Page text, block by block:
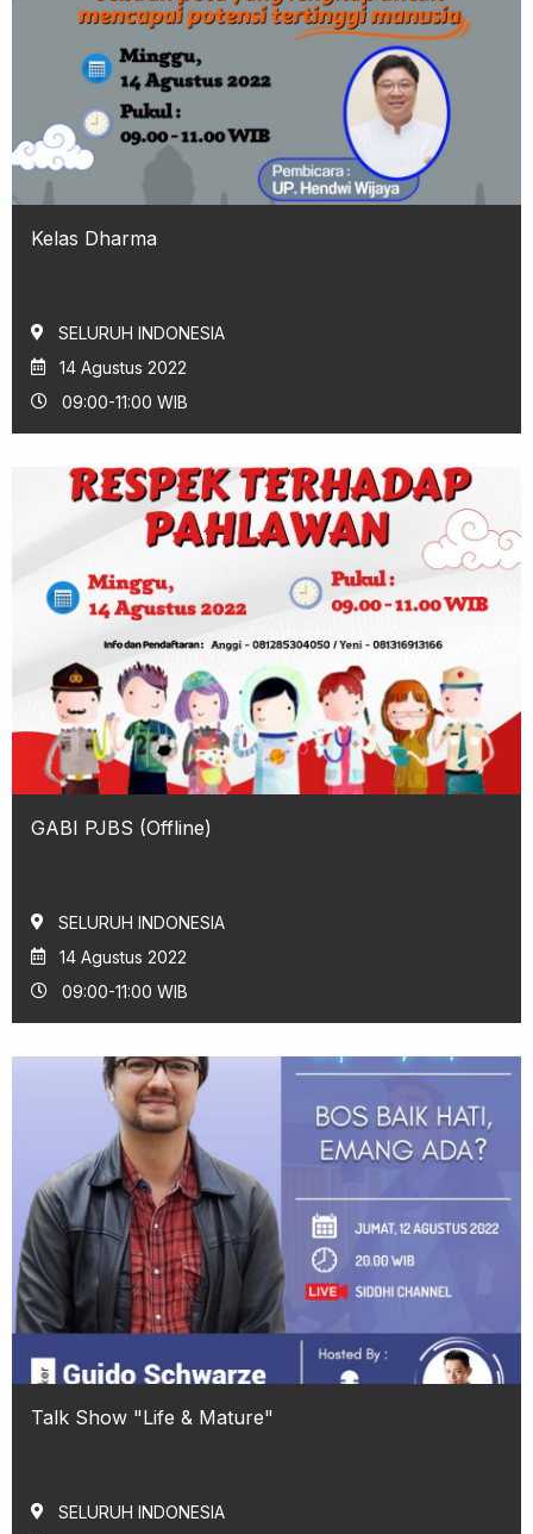
Kelas Dharma
SELURUH INDONESIA
14 Agustus 2022
09:00-11:00 WIB
GABI PJBS (Offline)
SELURUH INDONESIA
14 Agustus 2022
09:00-11:00 WIB
Talk Show "Life & Mature"
SELURUH INDONESIA